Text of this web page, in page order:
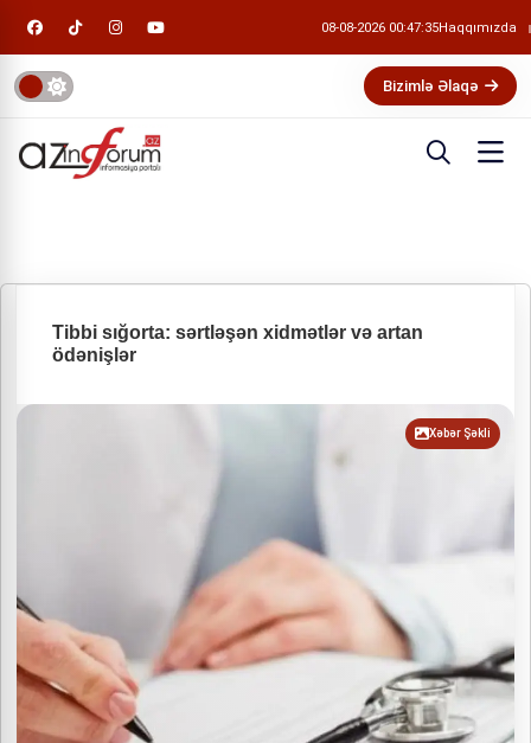
08-08-2026 00:47:36Haqqımızda
Bizimlə Əlaqə
Tibbi sığorta: sərtləşən xidmətlər və artan
ödənişlər
Xəbər Şəkli